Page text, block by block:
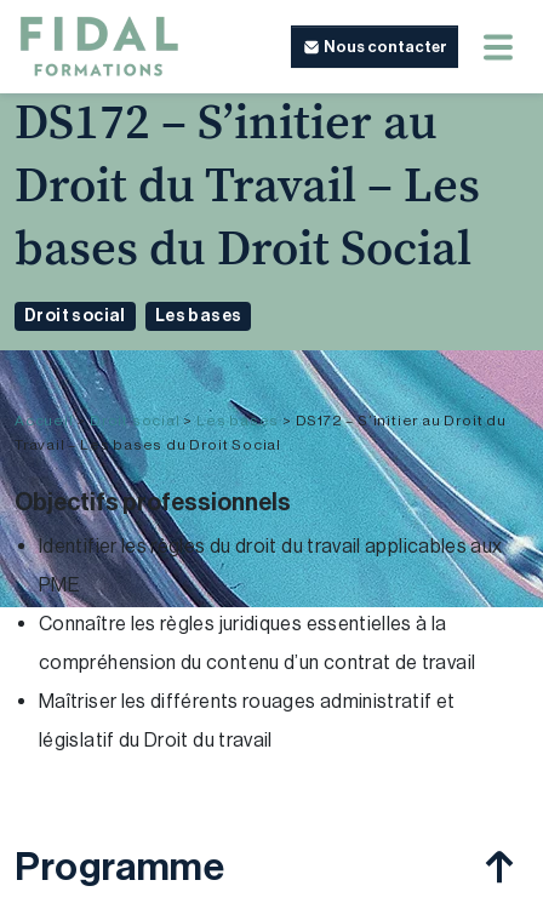
Nous contacter
DS172 – S’initier au
Droit du Travail – Les
bases du Droit Social
Droit social Les bases
Accueil>Droit social >Les bases > DS172 – S’initier au Droit du
Travail – Les bases du Droit Social
Objectifs professionnels
Identifier les règles du droit du travail applicables aux
PME
Connaître les règles juridiques essentielles à la
compréhension du contenu d’un contrat de travail
Maîtriser les différents rouages administratif et
législatif du Droit du travail
Programme